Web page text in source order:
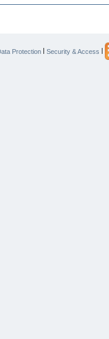
Protection | Security & Access |